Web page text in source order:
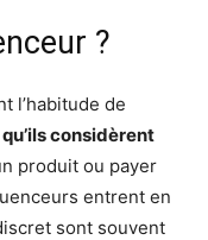
?
l’habitude de
considèrent
produit ou payer
entrent en
sont souvent